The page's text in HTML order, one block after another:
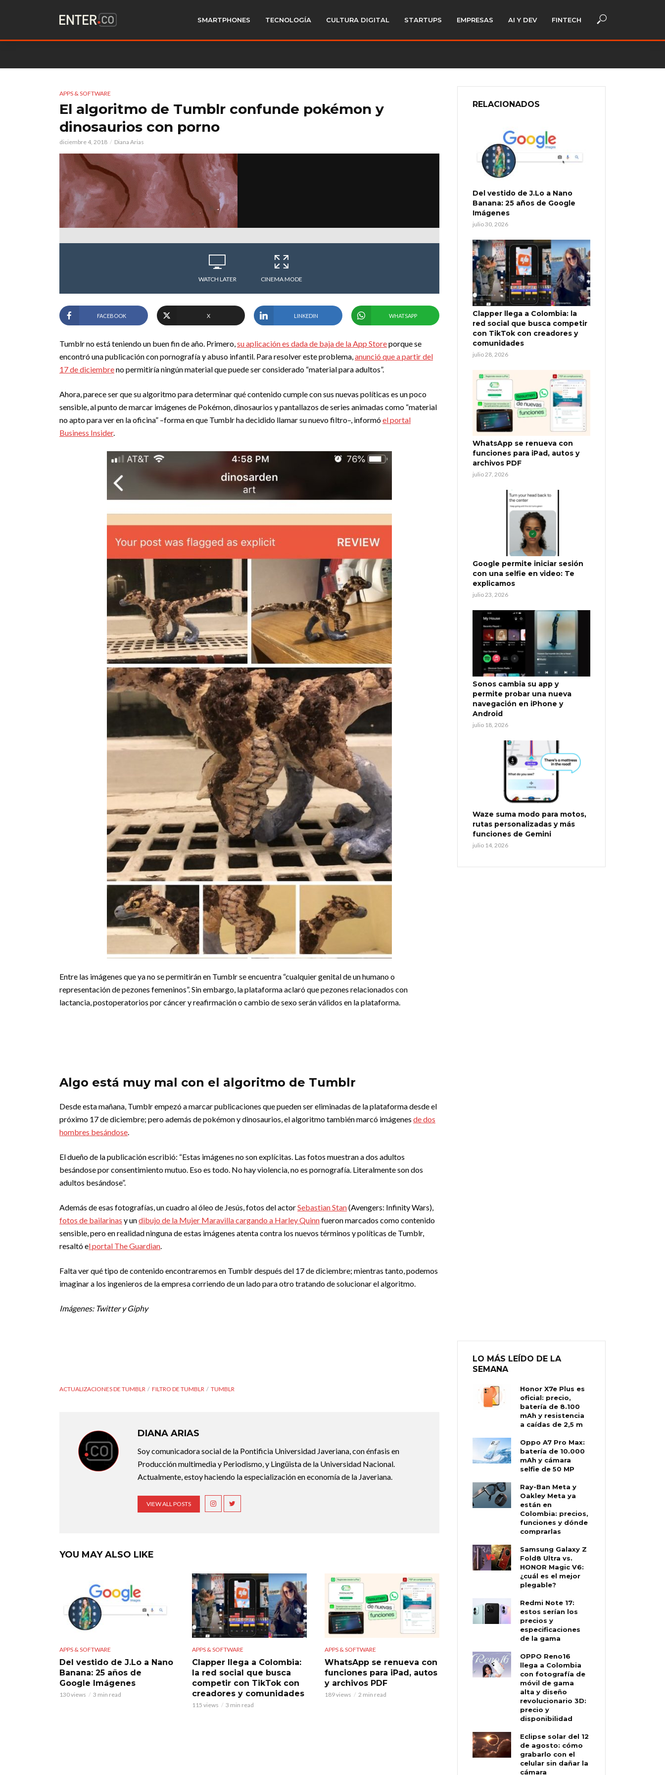
SMARTPHONES TECNOLOGÍA CULTURA DIGITAL STARTUPS EMPRESAS AI Y DEV FINTECH
APPS & SOFTWARE
El algoritmo de Tumblr confunde pokémon y
dinosaurios con porno
diciembre 4, 2018 Diana Arias
WATCH LATER CINEMA MODE
FACEBOOK X LINKEDIN WHATSAPP
Tumblr no está teniendo un buen fin de año. Primero,su aplicación es dada de baja de la App Storeporque se
encontró una publicación con pornografía y abuso infantil. Para resolver este problema,anunció que a partir del
17 de diciembreno permitiría ningún material que puede ser considerado “material para adultos”.
Ahora, parece ser que su algoritmo para determinar qué contenido cumple con sus nuevas políticas es un poco
sensible, al punto de marcar imágenes de Pokémon, dinosaurios y pantallazos de series animadas como “material
no apto para ver en la oficina” –forma en que Tumblr ha decidido llamar su nuevo filtro–, informóel portal
Business Insider.
Entre las imágenes que ya no se permitirán en Tumblr se encuentra “cualquier genital de un humano o
representación de pezones femeninos”. Sin embargo, la plataforma aclaró que pezones relacionados con
lactancia, postoperatorios por cáncer y reafirmación o cambio de sexo serán válidos en la plataforma.
Algo está muy mal con el algoritmo de Tumblr
Desde esta mañana, Tumblr empezó a marcar publicaciones que pueden ser eliminadas de la plataforma desde el
próximo 17 de diciembre; pero además de pokémon y dinosaurios, el algoritmo también marcó imágenes de dos
hombres besándose.
El dueño de la publicación escribió: “Estas imágenes no son explícitas. Las fotos muestran a dos adultos
besándose por consentimiento mutuo. Eso es todo. No hay violencia, no es pornografía. Literalmente son dos
adultos besándose”.
Además de esas fotografías, un cuadro al óleo de Jesús, fotos del actorSebastian Stan(Avengers: Infinity Wars),
fotos de bailarinas y undibujo de la Mujer Maravilla cargando a Harley Quinnfueron marcados como contenido
sensible, pero en realidad ninguna de estas imágenes atenta contra los nuevos términos y políticas de Tumblr,
resaltó el portal The Guardian.
Falta ver qué tipo de contenido encontraremos en Tumblr después del 17 de diciembre; mientras tanto, podemos
imaginar a los ingenieros de la empresa corriendo de un lado para otro tratando de solucionar el algoritmo.
Imágenes: Twitter y Giphy
ACTUALIZACIONES DE TUMBLR FILTRO DE TUMBLR TUMBLR
DIANA ARIAS
Soy comunicadora social de la Pontificia Universidad Javeriana, con énfasis en
Producción multimedia y Periodismo, y Lingüista de la Universidad Nacional.
Actualmente, estoy haciendo la especialización en economía de la Javeriana.
VIEW ALL POSTS
YOU MAY ALSO LIKE
APPS & SOFTWARE
Del vestido de J.Lo a Nano
Banana: 25 años de
Google Imágenes
130 views 3 min read
APPS & SOFTWARE
Clapper llega a Colombia:
la red social que busca
competir con TikTok con
creadores y comunidades
115 views 3 min read
APPS & SOFTWARE
WhatsApp se renueva con
funciones para iPad, autos
y archivos PDF
189 views 2 min read
RELACIONADOS
Del vestido de J.Lo a Nano
Banana: 25 años de Google
Imágenes
julio 30, 2026
Clapper llega a Colombia: la
red social que busca competir
con TikTok con creadores y
comunidades
julio 28, 2026
WhatsApp se renueva con
funciones para iPad, autos y
archivos PDF
julio 27, 2026
Google permite iniciar sesión
con una selfie en video: Te
explicamos
julio 23, 2026
Sonos cambia su app y
permite probar una nueva
navegación en iPhone y
Android
julio 18, 2026
Waze suma modo para motos,
rutas personalizadas y más
funciones de Gemini
julio 14, 2026
LO MÁS LEÍDO DE LA
SEMANA
Honor X7e Plus es
oficial: precio,
batería de 8.100
mAh y resistencia
a caídas de 2,5 m
Oppo A7 Pro Max:
batería de 10.000
mAh y cámara
selfie de 50 MP
Ray-Ban Meta y
Oakley Meta ya
están en
Colombia: precios,
funciones y dónde
comprarlas
Samsung Galaxy Z
Fold8 Ultra vs.
HONOR Magic V6:
¿cuál es el mejor
plegable?
Redmi Note 17:
estos serían los
precios y
especificaciones
de la gama
OPPO Reno16
llega a Colombia
con fotografía de
móvil de gama
alta y diseño
revolucionario 3D:
precio y
disponibilidad
Eclipse solar del 12
de agosto: cómo
grabarlo con el
celular sin dañar la
cámara